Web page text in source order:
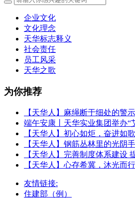
企业文化
文化理念
天华标志释义
社会责任
员工风采
天华之歌
为你推荐
【天华人】麻绳断于细处的警
端午安康丨天华实业集团举办“
【天华人】初心如炬，奋进如歌
【天华人】钢筋丛林里的光阴
【天华人】完善制度体系建设
【天华人】心存希冀，沐光
友情链接:
住建部（例）